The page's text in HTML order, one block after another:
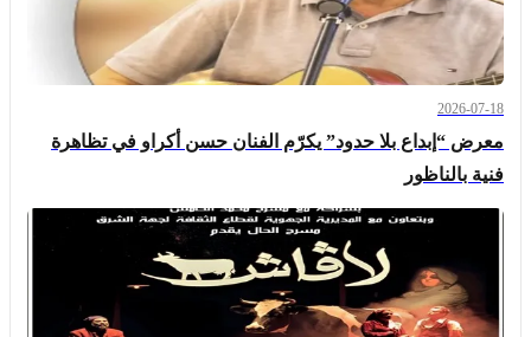
2026-07-18
معرض “إبداع بلا حدود” يكرّم الفنان حسن أكراو في تظاهرة
فنية بالناظور